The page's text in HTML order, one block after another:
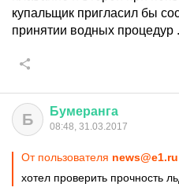
купальщик пригласил бы
принятии водных процедур .
Б Бумеранга
08:48, 31.03.2017
От пользователя news@e1.ru
хотел проверить прочность